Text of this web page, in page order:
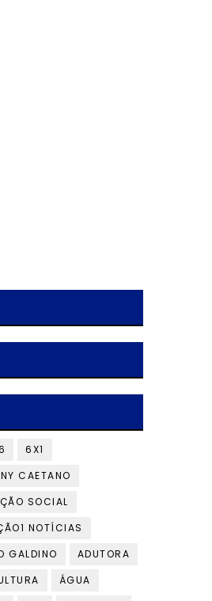
6X1
CAETANO
SOCIAL
NOTÍCIAS
GALDINO
ADUTORA
ÁGUA